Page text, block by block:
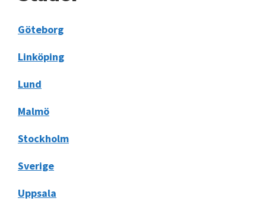
Göteborg
Linköping
Lund
Malmö
Stockholm
Sverige
Uppsala